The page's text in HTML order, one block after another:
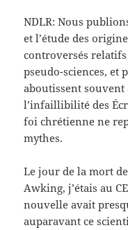
NDLR: Nous
et l’étude des
controversés
pseudo-sciences, et
aboutissent souvent
l’infaillibilité des
foi chrétienne ne
mythes.
Le jour de la mort
Awking, j’étais au
nouvelle avait
auparavant ce